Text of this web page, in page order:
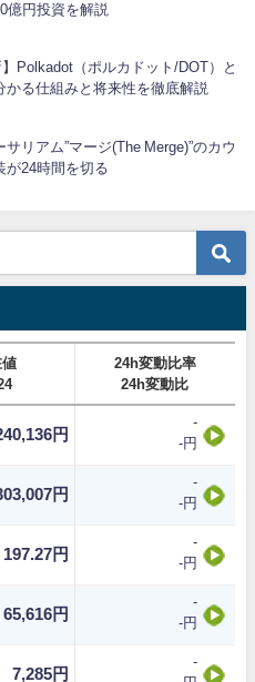
億円投資を解説
】Polkadot（ポルカドット/DOT）と
かる仕組みと将来性を徹底解説
サリアム”マージ(The Merge)”のカウ
が24時間を切る
24h変動比率
24h変動比
円
-
-円
円
-
-円
197.27円
-
-円
65,616円
-
-円
7,285円
-